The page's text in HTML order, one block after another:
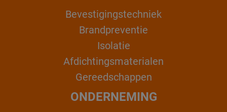
Bevestigingstechniek
Brandpreventie
Isolatie
Afdichtingsmaterialen
Gereedschappen
ONDERNEMING